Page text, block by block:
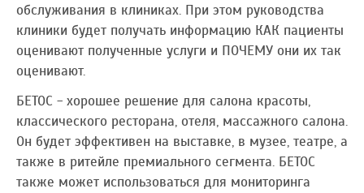
обслуживания в клиниках. При этом руководства
клиники будет получать информацию КАК пациенты
оценивают полученные услуги и ПОЧЕМУ они их так
оценивают.
БЕТОС - хорошее решение для салона красоты,
классического ресторана, отеля, массажного салона.
Он будет эффективен на выставке, в музее, театре, а
также в ритейле премиального сегмента. БЕТОС
также может использоваться для мониторинга